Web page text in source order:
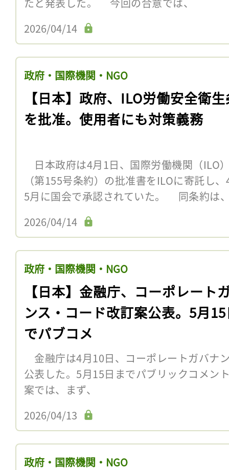
2026/04/14
政府・国際機関・NGO
【日本】政府、ILO労働安全衛
を批准。使用者にも対策義務
日本政府は4月1日、国際労働機関（ILO
（第155号条約）の批准書をILOに寄託し
5月に国会で承認されていた。 同条約は
2026/04/14
政府・国際機関・NGO
【日本】金融庁、コーポレート
ンス・コード改訂案公表。5月
でパブコメ
金融庁は4月10日、コーポレートガバナ
公表した。5月15日までパブリックコメ
案では、まず、
2026/04/13
政府・国際機関・NGO